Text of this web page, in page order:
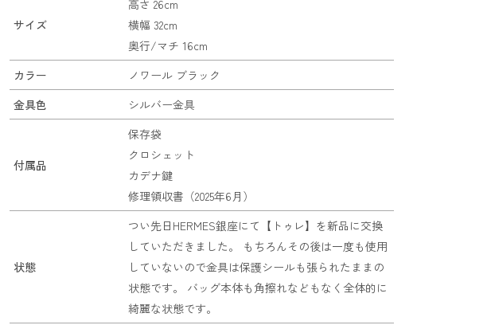
サイズ
高さ 26cm
横幅 32cm
奥行/マチ 16cm
カラー
ノワール ブラック
金具色
シルバー金具
付属品
保存袋
クロシェット
カデナ鍵
修理領収書（2025年6月）
状態
つい先日HERMES銀座にて【トゥレ】を新品に交換
していただきました。 もちろんその後は一度も使用
していないので金具は保護シールも張られたままの
状態です。 バッグ本体も角擦れなどもなく全体的に
綺麗な状態です。